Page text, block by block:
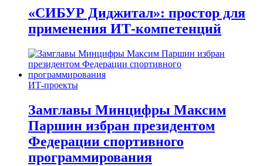
«СИБУР Диджитал»: простор для
применения ИТ-компетенций
ИТ-проекты
Замглавы Минцифры Максим
Паршин избран президентом
Федерации спортивного
программирования